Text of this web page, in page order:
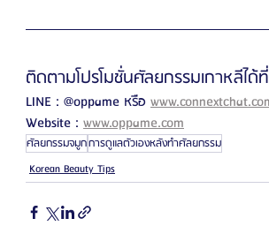
ติดตามโปรโมชั่นศัลยกรรมเกาหลีได้ที่
LINE : @oppame หรือ
Website : www.oppame.com
ศัลยกรรมจมูกการดูแลตัวเองหลังทำศัลยกรรม
Korean Beauty Tips